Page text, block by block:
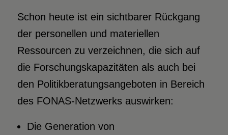
Schon heute ist ein sichtbarer Rückgang
der personellen und materiellen
Ressourcen zu verzeichnen, die sich auf
die Forschungskapazitäten als auch bei
den Politikberatungsangeboten in Bereich
des FONAS-Netzwerks auswirken:
Die Generation von